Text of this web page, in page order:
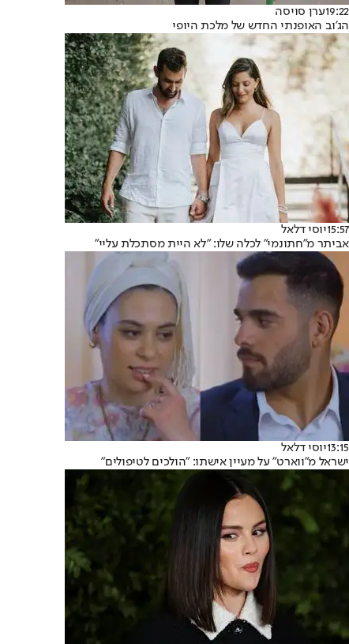
19:22ערן סויסה
הג'וב האופנתי החדש של מלכת היופי
15:57יוסי דלאל
אביתר מ"חתונמי" לכלה שלו: "לא היית מסתכלת עליי"
13:15יוסי דלאל
ישראל מ"ווארט" על מעיין אישתו: "הולכים לטיפולים"